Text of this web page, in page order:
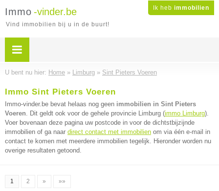
Ik heb immobilien
Immo -vinder.be
Vind immobilien bij u in de buurt!
U bent nu hier: Home » Limburg » Sint Pieters Voeren
Immo Sint Pieters Voeren
Immo-vinder.be bevat helaas nog geen immobilien in Sint Pieters
Voeren. Dit geldt ook voor de gehele provincie Limburg (immo Limburg).
Voer bovenaan deze pagina uw postcode in voor de dichtstbijzijnde
immobilien of ga naar direct contact met immobilien om via één e-mail in
contact te komen met meerdere immobilien tegelijk. Hieronder worden nu
overige resultaten getoond.
1 2 » »»